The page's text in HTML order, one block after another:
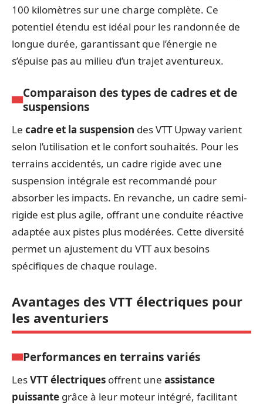
100 kilomètres sur une charge complète. Ce
potentiel étendu est idéal pour les randonnée de
longue durée, garantissant que l’énergie ne
s’épuise pas au milieu d’un trajet aventureux.
Comparaison des types de cadres et de
suspensions
Le cadre et la suspension des VTT Upway varient
selon l’utilisation et le confort souhaités. Pour les
terrains accidentés, un cadre rigide avec une
suspension intégrale est recommandé pour
absorber les impacts. En revanche, un cadre semi-
rigide est plus agile, offrant une conduite réactive
adaptée aux pistes plus modérées. Cette diversité
permet un ajustement du VTT aux besoins
spécifiques de chaque roulage.
Avantages des VTT électriques pour
les aventuriers
Performances en terrains variés
LesVTT électriques offrent une assistance
puissante grâce à leur moteur intégré, facilitant